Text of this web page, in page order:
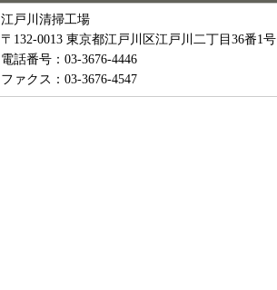
江戸川清掃工場
〒132-0013 東京都江戸川区江戸川二丁目36番1号
電話番号：03-3676-4446
ファクス：03-3676-4547